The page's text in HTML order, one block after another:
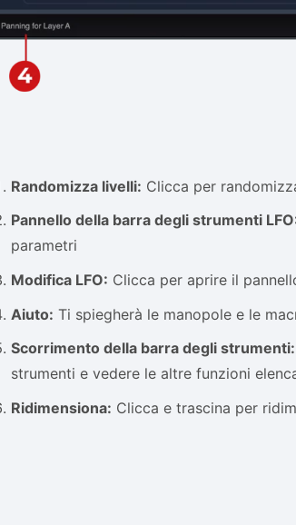
Randomizza livelli: Clicca per
Pannello della barra degli strumenti
parametri
Modifica LFO: Clicca per aprire il
Aiuto: Ti spiegherà le manopole e le
Scorrimento della barra degli strumenti:
strumenti e vedere le altre funzioni
Ridimensiona: Clicca e trascina per